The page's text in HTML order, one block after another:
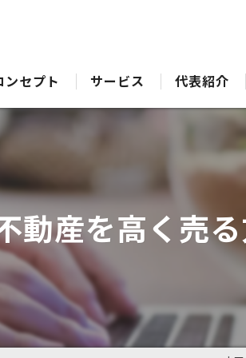
ンセプト
戸の不動産売却･水戸不動産売却相談センターの
戸の不動産売却･水戸不動産売却相談センター
サービス 代表紹介
動産を高く売